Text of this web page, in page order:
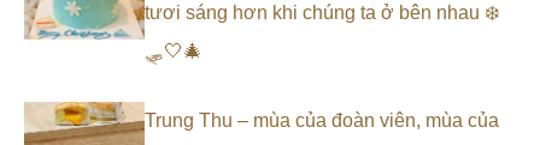
tươi sáng hơn khi chúng ta ở bên nhau ❄️
🛷🤍🎄
Trung Thu – mùa của đoàn viên, mùa của